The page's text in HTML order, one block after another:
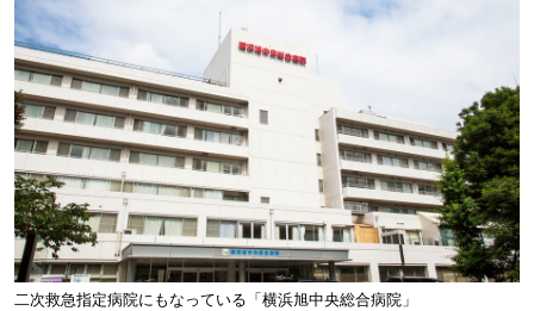
二次救急指定病院にもなっている「横浜旭中央総合病院」